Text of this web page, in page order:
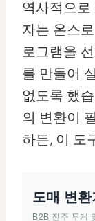
역사적으로
자는 온스
로그램을
를 만들어
없도록 했
의 변환이
하든, 이 도
도매 변환
B2B 진주 무게